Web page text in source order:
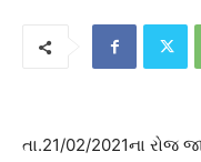
તા.21/02/2021ના રોજ